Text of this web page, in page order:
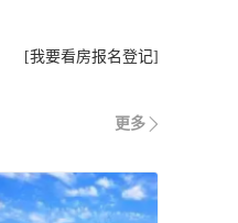
[我要看房报名登记]
更多